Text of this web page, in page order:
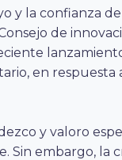
y la confianza de
de
en respuesta
y valoro
embargo, la